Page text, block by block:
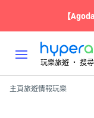
【
玩樂旅遊 ‧ 搜
主頁旅遊情報玩樂